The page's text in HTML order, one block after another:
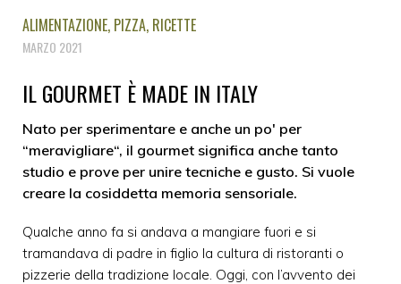
ALIMENTAZIONE PIZZA RICETTE
MARZO 2021
IL GOURMET È MADE IN ITALY
Nato per sperimentare e anche un po' per
“meravigliare“, il gourmet significa anche tanto
studio e prove per unire tecniche e gusto. Si vuole
creare la cosiddetta memoria sensoriale.
Qualche anno fa si andava a mangiare fuori e si
tramandava di padre in figlio la cultura di ristoranti o
pizzerie della tradizione locale. Oggi, con l’avvento dei